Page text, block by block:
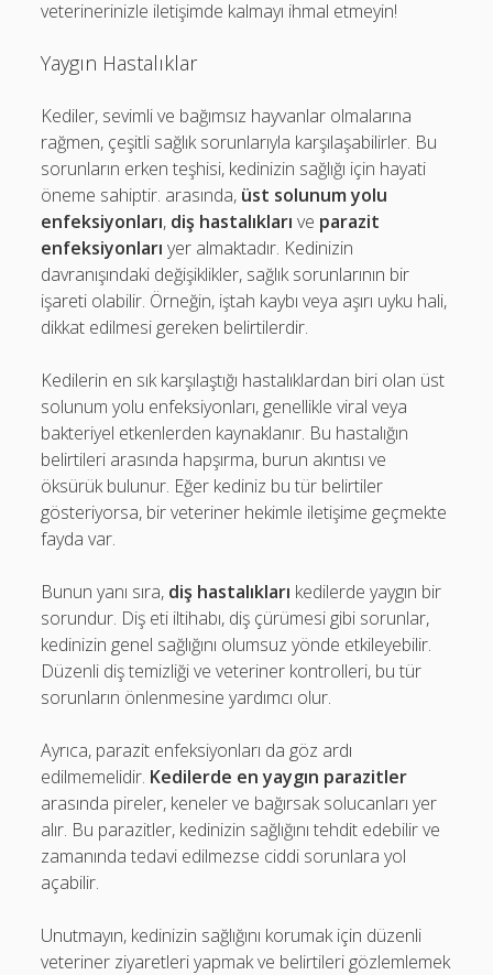
veterinerinizle iletişimde kalmayı ihmal etmeyin!
Yaygın Hastalıklar
Kediler, sevimli ve bağımsız hayvanlar olmalarına
rağmen, çeşitli sağlık sorunlarıyla karşılaşabilirler. Bu
sorunların erken teşhisi, kedinizin sağlığı için hayati
öneme sahiptir. arasında, üst solunum yolu
enfeksiyonları, diş hastalıkları ve parazit
enfeksiyonları yer almaktadır. Kedinizin
davranışındaki değişiklikler, sağlık sorunlarının bir
işareti olabilir. Örneğin, iştah kaybı veya aşırı uyku hali,
dikkat edilmesi gereken belirtilerdir.
Kedilerin en sık karşılaştığı hastalıklardan biri olan üst
solunum yolu enfeksiyonları, genellikle viral veya
bakteriyel etkenlerden kaynaklanır. Bu hastalığın
belirtileri arasında hapşırma, burun akıntısı ve
öksürük bulunur. Eğer kediniz bu tür belirtiler
gösteriyorsa, bir veteriner hekimle iletişime geçmekte
fayda var.
Bunun yanı sıra, diş hastalıkları kedilerde yaygın bir
sorundur. Diş eti iltihabı, diş çürümesi gibi sorunlar,
kedinizin genel sağlığını olumsuz yönde etkileyebilir.
Düzenli diş temizliği ve veteriner kontrolleri, bu tür
sorunların önlenmesine yardımcı olur.
Ayrıca, parazit enfeksiyonları da göz ardı
edilmemelidir. Kedilerde en yaygın parazitler
arasında pireler, keneler ve bağırsak solucanları yer
alır. Bu parazitler, kedinizin sağlığını tehdit edebilir ve
zamanında tedavi edilmezse ciddi sorunlara yol
açabilir.
Unutmayın, kedinizin sağlığını korumak için düzenli
veteriner ziyaretleri yapmak ve belirtileri gözlemlemek